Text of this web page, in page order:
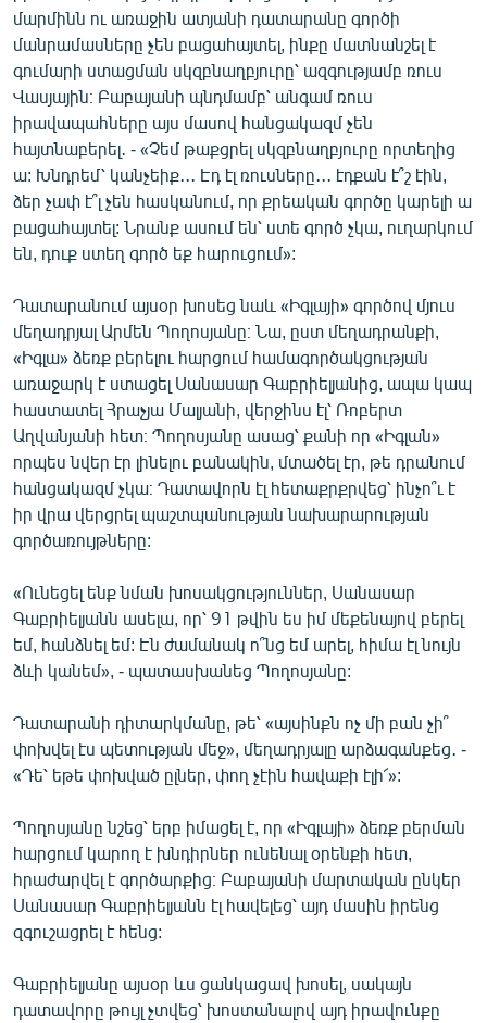
մարմինն ու առաջին ատյանի դատարանը գործի
մանրամասները չեն բացահայտել, ինքը մատնանշել է
գումարի ստացման սկզբնաղբյուրը՝ ազգությամբ ռուս
Վասյային։ Բաբայանի պնդմամբ՝ անգամ ռուս
իրավապահները այս մասով հանցակազմ չեն
հայտնաբերել․ - «Չեմ թաքցրել սկզբնաղբյուրը որտեղից
ա: Խնդրեմ՝ կանչեիք․․․ Էդ էլ ռուսները․․․ էդքան է՞շ էին,
ձեր չափ է՞լ չեն հասկանում, որ քրեական գործը կարելի ա
բացահայտել: Նրանք ասում են՝ ստե գործ չկա, ուղարկում
են, դուք ստեղ գործ եք հարուցում»:
Դատարանում այսօր խոսեց նաև «Իգլայի» գործով մյուս
մեղադրյալ Արմեն Պողոսյանը։ Նա, ըստ մեղադրանքի,
«Իգլա» ձեռք բերելու հարցում համագործակցության
առաջարկ է ստացել Սանասար Գաբրիելյանից, ապա կապ
հաստատել Հրաչյա Մալյանի, վերջինս էլ՝ Ռոբերտ
Աղվանյանի հետ։ Պողոսյանը ասաց՝ քանի որ «Իգլան»
որպես նվեր էր լինելու բանակին, մտածել էր, թե դրանում
հանցակազմ չկա։ Դատավորն էլ հետաքրքրվեց՝ ինչո՞ւ է
իր վրա վերցրել պաշտպանության նախարարության
գործառույթները:
«Ունեցել ենք նման խոսակցություններ, Սանասար
Գաբրիելյանն ասելա, որ՝ 91 թվին ես իմ մեքենայով բերել
եմ, հանձնել եմ: Էն ժամանակ ո՞նց եմ արել, հիմա էլ նույն
ձևի կանեմ», - պատասխանեց Պողոսյանը:
Դատարանի դիտարկմանը, թե՝ «այսինքն ոչ մի բան չի՞
փոխվել էս պետության մեջ», մեղադրյալը արձագանքեց․ -
«Դե՝ եթե փոխված ըլներ, փող չէին հավաքի էլի՜»:
Պողոսյանը նշեց՝ երբ իմացել է, որ «Իգլայի» ձեռք բերման
հարցում կարող է խնդիրներ ունենալ օրենքի հետ,
հրաժարվել է գործարքից։ Բաբայանի մարտական ընկեր
Սանասար Գաբրիելյանն էլ հավելեց՝ այդ մասին իրենց
զգուշացրել է հենց:
Գաբրիելյանը այսօր ևս ցանկացավ խոսել, սակայն
դատավորը թույլ չտվեց՝ խոստանալով այդ իրավունքը